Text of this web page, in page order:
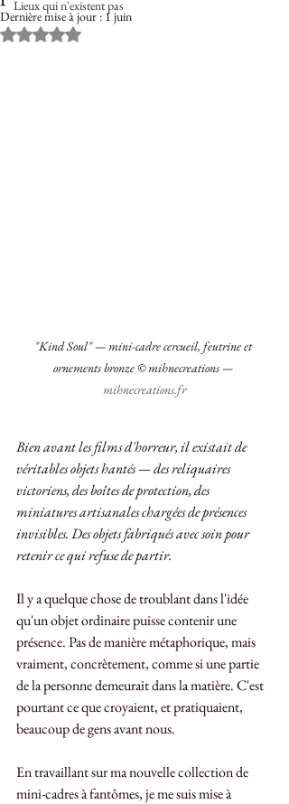
Lieux qui n'existent pas
Dernière mise à jour :1 juin
Noté NaN étoiles sur 5.
"Kind Soul" — mini-cadre cercueil, feutrine et
ornements bronze © mihnecreations —
mihnecreations.fr
Bien avant les films d'horreur, il existait de
véritables objets hantés — des reliquaires
victoriens, des boîtes de protection, des
miniatures artisanales chargées de présences
invisibles. Des objets fabriqués avec soin pour
retenir ce qui refuse de partir.
Il y a quelque chose de troublant dans l'idée
qu'un objet ordinaire puisse contenir une
présence. Pas de manière métaphorique, mais
vraiment, concrètement, comme si une partie
de la personne demeurait dans la matière. C'est
pourtant ce que croyaient, et pratiquaient,
beaucoup de gens avant nous.
En travaillant sur ma nouvelle collection de
mini-cadres à fantômes, je me suis mise à